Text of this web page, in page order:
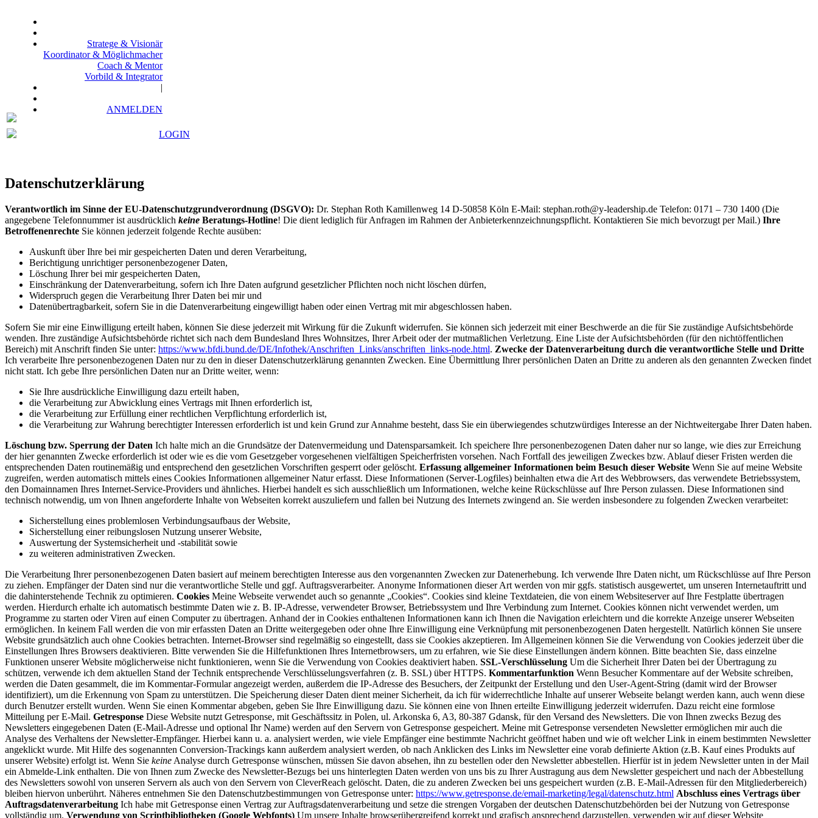
springen
Stratege & Visionär
Koordinator & Möglichmacher
Coach & Mentor
Vorbild & Integrator
|
ANMELDEN
LOGIN
Datenschutzerklärung
Verantwortlich im Sinne der EU-Datenschutzgrundverordnung (DSGVO): Dr. Stephan Roth Kamillenweg 14 D-50858 Köln E-Mail: stephan.roth@y-leadership.de Telefon: 0171 – 730 1400 (Die
angegebene Telefonnummer ist ausdrücklich keine Beratungs-Hotline! Die dient lediglich für Anfragen im Rahmen der Anbieterkennzeichnungspflicht. Kontaktieren Sie mich bevorzugt per Mail.) Ihre
Betroffenenrechte Sie können jederzeit folgende Rechte ausüben:
Auskunft über Ihre bei mir gespeicherten Daten und deren Verarbeitung,
Berichtigung unrichtiger personenbezogener Daten,
Löschung Ihrer bei mir gespeicherten Daten,
Einschränkung der Datenverarbeitung, sofern ich Ihre Daten aufgrund gesetzlicher Pflichten noch nicht löschen dürfen,
Widerspruch gegen die Verarbeitung Ihrer Daten bei mir und
Datenübertragbarkeit, sofern Sie in die Datenverarbeitung eingewilligt haben oder einen Vertrag mit mir abgeschlossen haben.
Sofern Sie mir eine Einwilligung erteilt haben, können Sie diese jederzeit mit Wirkung für die Zukunft widerrufen. Sie können sich jederzeit mit einer Beschwerde an die für Sie zuständige Aufsichtsbehörde
wenden. Ihre zuständige Aufsichtsbehörde richtet sich nach dem Bundesland Ihres Wohnsitzes, Ihrer Arbeit oder der mutmaßlichen Verletzung. Eine Liste der Aufsichtsbehörden (für den nichtöffentlichen
Bereich) mit Anschrift finden Sie unter: https://www.bfdi.bund.de/DE/Infothek/Anschriften_Links/anschriften_links-node.html. Zwecke der Datenverarbeitung durch die verantwortliche Stelle und Dritte
Ich verarbeite Ihre personenbezogenen Daten nur zu den in dieser Datenschutzerklärung genannten Zwecken. Eine Übermittlung Ihrer persönlichen Daten an Dritte zu anderen als den genannten Zwecken findet
nicht statt. Ich gebe Ihre persönlichen Daten nur an Dritte weiter, wenn:
Sie Ihre ausdrückliche Einwilligung dazu erteilt haben,
die Verarbeitung zur Abwicklung eines Vertrags mit Ihnen erforderlich ist,
die Verarbeitung zur Erfüllung einer rechtlichen Verpflichtung erforderlich ist,
die Verarbeitung zur Wahrung berechtigter Interessen erforderlich ist und kein Grund zur Annahme besteht, dass Sie ein überwiegendes schutzwürdiges Interesse an der Nichtweitergabe Ihrer Daten haben.
Löschung bzw. Sperrung der Daten Ich halte mich an die Grundsätze der Datenvermeidung und Datensparsamkeit. Ich speichere Ihre personenbezogenen Daten daher nur so lange, wie dies zur Erreichung
der hier genannten Zwecke erforderlich ist oder wie es die vom Gesetzgeber vorgesehenen vielfältigen Speicherfristen vorsehen. Nach Fortfall des jeweiligen Zweckes bzw. Ablauf dieser Fristen werden die
entsprechenden Daten routinemäßig und entsprechend den gesetzlichen Vorschriften gesperrt oder gelöscht. Erfassung allgemeiner Informationen beim Besuch dieser Website Wenn Sie auf meine Website
zugreifen, werden automatisch mittels eines Cookies Informationen allgemeiner Natur erfasst. Diese Informationen (Server-Logfiles) beinhalten etwa die Art des Webbrowsers, das verwendete Betriebssystem,
den Domainnamen Ihres Internet-Service-Providers und ähnliches. Hierbei handelt es sich ausschließlich um Informationen, welche keine Rückschlüsse auf Ihre Person zulassen. Diese Informationen sind
technisch notwendig, um von Ihnen angeforderte Inhalte von Webseiten korrekt auszuliefern und fallen bei Nutzung des Internets zwingend an. Sie werden insbesondere zu folgenden Zwecken verarbeitet:
Sicherstellung eines problemlosen Verbindungsaufbaus der Website,
Sicherstellung einer reibungslosen Nutzung unserer Website,
Auswertung der Systemsicherheit und -stabilität sowie
zu weiteren administrativen Zwecken.
Die Verarbeitung Ihrer personenbezogenen Daten basiert auf meinem berechtigten Interesse aus den vorgenannten Zwecken zur Datenerhebung. Ich verwende Ihre Daten nicht, um Rückschlüsse auf Ihre Person
zu ziehen. Empfänger der Daten sind nur die verantwortliche Stelle und ggf. Auftragsverarbeiter. Anonyme Informationen dieser Art werden von mir ggfs. statistisch ausgewertet, um unseren Internetauftritt und
die dahinterstehende Technik zu optimieren. Cookies Meine Webseite verwendet auch so genannte „Cookies“. Cookies sind kleine Textdateien, die von einem Websiteserver auf Ihre Festplatte übertragen
werden. Hierdurch erhalte ich automatisch bestimmte Daten wie z. B. IP-Adresse, verwendeter Browser, Betriebssystem und Ihre Verbindung zum Internet. Cookies können nicht verwendet werden, um
Programme zu starten oder Viren auf einen Computer zu übertragen. Anhand der in Cookies enthaltenen Informationen kann ich Ihnen die Navigation erleichtern und die korrekte Anzeige unserer Webseiten
ermöglichen. In keinem Fall werden die von mir erfassten Daten an Dritte weitergegeben oder ohne Ihre Einwilligung eine Verknüpfung mit personenbezogenen Daten hergestellt. Natürlich können Sie unsere
Website grundsätzlich auch ohne Cookies betrachten. Internet-Browser sind regelmäßig so eingestellt, dass sie Cookies akzeptieren. Im Allgemeinen können Sie die Verwendung von Cookies jederzeit über die
Einstellungen Ihres Browsers deaktivieren. Bitte verwenden Sie die Hilfefunktionen Ihres Internetbrowsers, um zu erfahren, wie Sie diese Einstellungen ändern können. Bitte beachten Sie, dass einzelne
Funktionen unserer Website möglicherweise nicht funktionieren, wenn Sie die Verwendung von Cookies deaktiviert haben. SSL-Verschlüsselung Um die Sicherheit Ihrer Daten bei der Übertragung zu
schützen, verwende ich dem aktuellen Stand der Technik entsprechende Verschlüsselungsverfahren (z. B. SSL) über HTTPS. Kommentarfunktion Wenn Besucher Kommentare auf der Website schreiben,
werden die Daten gesammelt, die im Kommentar-Formular angezeigt werden, außerdem die IP-Adresse des Besuchers, der Zeitpunkt der Erstellung und den User-Agent-String (damit wird der Browser
identifiziert), um die Erkennung von Spam zu unterstützen. Die Speicherung dieser Daten dient meiner Sicherheit, da ich für widerrechtliche Inhalte auf unserer Webseite belangt werden kann, auch wenn diese
durch Benutzer erstellt wurden. Wenn Sie einen Kommentar abgeben, geben Sie Ihre Einwilligung dazu. Sie können eine von Ihnen erteilte Einwilligung jederzeit widerrufen. Dazu reicht eine formlose
Mitteilung per E-Mail. Getresponse Diese Website nutzt Getresponse, mit Geschäftssitz in Polen, ul. Arkonska 6, A3, 80-387 Gdansk, für den Versand des Newsletters. Die von Ihnen zwecks Bezug des
Newsletters eingegebenen Daten (E-Mail-Adresse und optional Ihr Name) werden auf den Servern von Getresponse gespeichert. Meine mit Getresponse versendeten Newsletter ermöglichen mir auch die
Analyse des Verhaltens der Newsletter-Empfänger. Hierbei kann u. a. analysiert werden, wie viele Empfänger eine bestimmte Nachricht geöffnet haben und wie oft welcher Link in einem bestimmten Newsletter
angeklickt wurde. Mit Hilfe des sogenannten Conversion-Trackings kann außerdem analysiert werden, ob nach Anklicken des Links im Newsletter eine vorab definierte Aktion (z.B. Kauf eines Produkts auf
unserer Website) erfolgt ist. Wenn Sie keine Analyse durch Getresponse wünschen, müssen Sie davon absehen, ihn zu bestellen oder den Newsletter abbestellen. Hierfür ist in jedem Newsletter unten in der Mail
ein Abmelde-Link enthalten. Die von Ihnen zum Zwecke des Newsletter-Bezugs bei uns hinterlegten Daten werden von uns bis zu Ihrer Austragung aus dem Newsletter gespeichert und nach der Abbestellung
des Newsletters sowohl von unseren Servern als auch von den Servern von CleverReach gelöscht. Daten, die zu anderen Zwecken bei uns gespeichert wurden (z.B. E-Mail-Adressen für den Mitgliederbereich)
bleiben hiervon unberührt. Näheres entnehmen Sie den Datenschutzbestimmungen von Getresponse unter: https://www.getresponse.de/email-marketing/legal/datenschutz.html Abschluss eines Vertrags über
Auftragsdatenverarbeitung Ich habe mit Getresponse einen Vertrag zur Auftragsdatenverarbeitung und setze die strengen Vorgaben der deutschen Datenschutzbehörden bei der Nutzung von Getresponse
vollständig um. Verwendung von Scriptbibliotheken (Google Webfonts) Um unsere Inhalte browserübergreifend korrekt und grafisch ansprechend darzustellen, verwenden wir auf dieser Website